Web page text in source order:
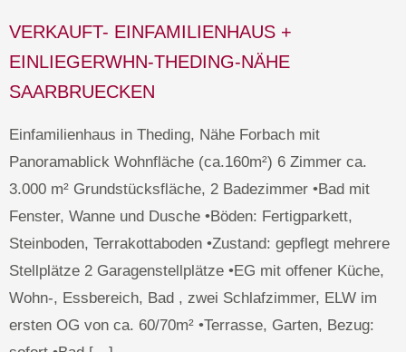
VERKAUFT- EINFAMILIENHAUS +
EINLIEGERWHN-THEDING-NÄHE
SAARBRUECKEN
Einfamilienhaus in Theding, Nähe Forbach mit
Panoramablick Wohnfläche (ca.160m²) 6 Zimmer ca.
3.000 m² Grundstücksfläche, 2 Badezimmer •Bad mit
Fenster, Wanne und Dusche •Böden: Fertigparkett,
Steinboden, Terrakottaboden •Zustand: gepflegt mehrere
Stellplätze 2 Garagenstellplätze •EG mit offener Küche,
Wohn-, Essbereich, Bad , zwei Schlafzimmer, ELW im
ersten OG von ca. 60/70m² •Terrasse, Garten, Bezug: